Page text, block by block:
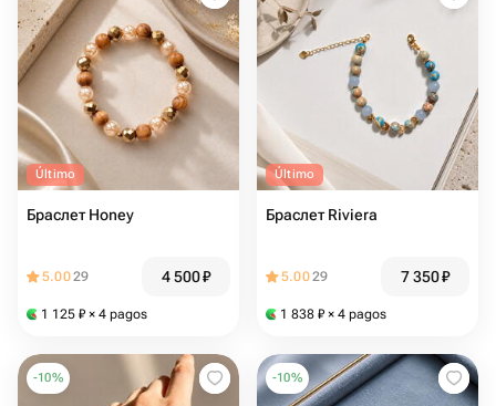
Último
Браслет Honey
5.0029 4 500₽
1 125 ₽ × 4 pagos
Último
Браслет Riviera
5.0029 7 350₽
1 838 ₽ × 4 pagos
-10% -10%